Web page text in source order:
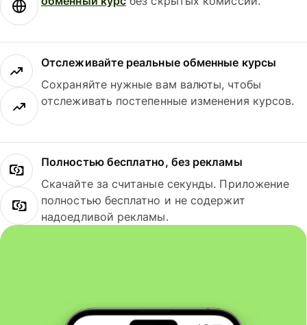
Отслеживайте реальные обменные курсы
Сохраняйте нужные вам валюты, чтобы
отслеживать постепенные изменения курсов.
Полностью бесплатно, без рекламы
Скачайте за считаные секунды. Приложение
полностью бесплатно и не содержит
надоедливой рекламы.